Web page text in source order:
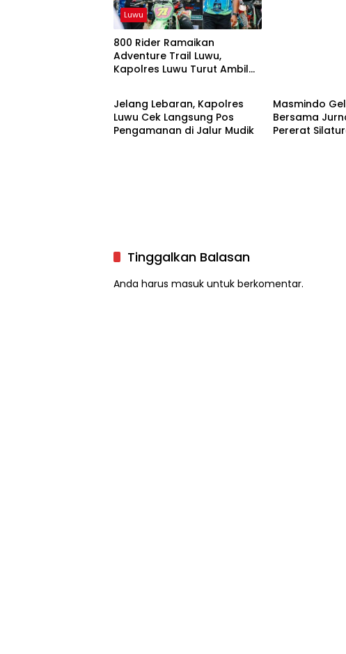
Luwu
800 Rider Ramaikan
Adventure Trail Luwu,
Kapolres Luwu Turut Ambil
Luwu
Jelang Lebaran, Kapolres
Luwu Cek Langsung Pos
Pengamanan di Jalur Mudik
Masmindo
Bersama
Pererat
Tinggalkan Balasan
Anda harus masuk untuk berkomentar.